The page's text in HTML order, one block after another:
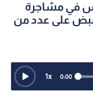
في مشاجرة
على عدد من
0:00
1x